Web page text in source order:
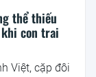
thể thiếu
khi con trai
Việt, cặp đôi